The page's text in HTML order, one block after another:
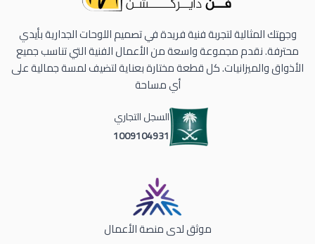
وجهتك المثالية لتجربة فنية فريدة في تصميم اللوحات الجدارية بأيدي
محترفة. نقدم مجموعة واسعة من الأعمال الفنية التي تناسب جميع
الأذواق والميزانيات. كل قطعة مختارة بعناية لتضيف لمسة جمالية على
أي مساحة
السجل التجاري
1009104931
موثق لدى منصة الأعمال